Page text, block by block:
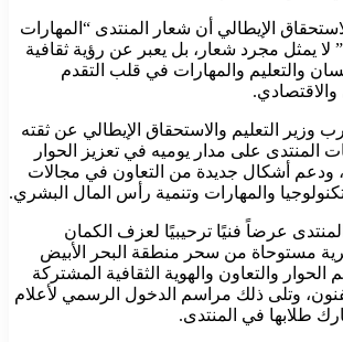
الإيطالي أن شعار المنتدى “المهارات
لا يمثل مجرد شعار، بل يعبر عن رؤية ثقافية
والتعليم والمهارات في قلب التقدم
والاقتصادي.
وزير التعليم والاستحقاق الإيطالي عن ثقته
على مدار يوميه في تعزيز الحوار
ودعم أشكال جديدة من التعاون في مجالات
والمهارات وتنمية رأس المال البشري.
عرضاً فنيًا ترحيبيًا لعزف الكمان
مستوحاة من سحر منطقة البحر الأبيض
الحوار والتعاون والهوية الثقافية المشتركة
وتلى ذلك مراسم الدخول الرسمي لأعلام
طلابها في المنتدى.